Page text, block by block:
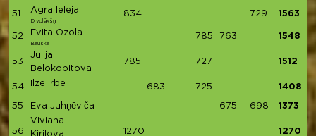
51 Agra Ieleja
Divplākšņi
834 729 1563
52 Evita Ozola
Bauska
785 763 1548
53
Julija
Belokopitova
785 727 1512
54 Ilze Irbe
-
683 725 1408
55 Eva Juhņēviča 675 698 1373
56
Viviana
Kirilova
1270 1270